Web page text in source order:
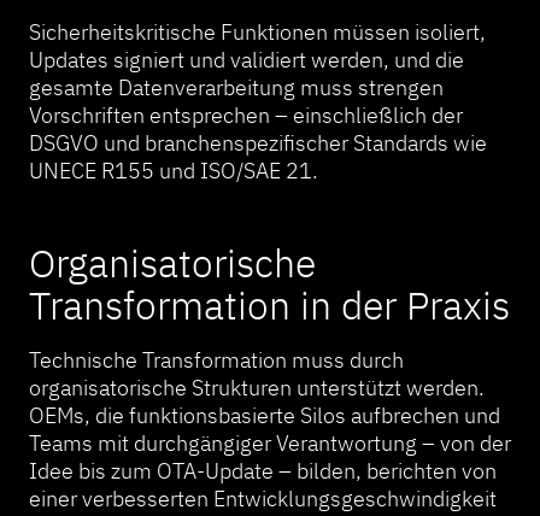
Sicherheitskritische Funktionen müssen isoliert,
Updates signiert und validiert werden, und die
gesamte Datenverarbeitung muss strengen
Vorschriften entsprechen – einschließlich der
DSGVO und branchenspezifischer Standards wie
UNECE R155 und ISO/SAE 21.
Organisatorische
Transformation in der Praxis
Technische Transformation muss durch
organisatorische Strukturen unterstützt werden.
OEMs, die funktionsbasierte Silos aufbrechen und
Teams mit durchgängiger Verantwortung – von der
Idee bis zum OTA-Update – bilden, berichten von
einer verbesserten Entwicklungsgeschwindigkeit